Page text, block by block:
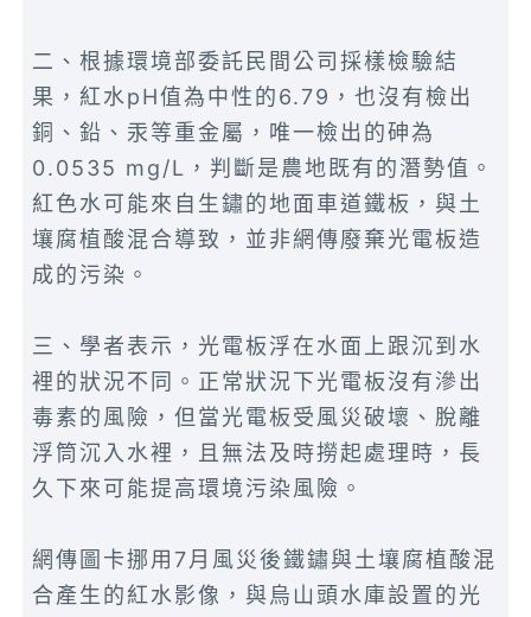
二、根據環境部委託民間公司採樣檢驗結
果，紅水pH值為中性的6.79，也沒有檢出
銅、鉛、汞等重金屬，唯一檢出的砷為
0.0535 mg/L，判斷是農地既有的潛勢值。
紅色水可能來自生鏽的地面車道鐵板，與土
壤腐植酸混合導致，並非網傳廢棄光電板造
成的污染。
三、學者表示，光電板浮在水面上跟沉到水
裡的狀況不同。正常狀況下光電板沒有滲出
毒素的風險，但當光電板受風災破壞、脫離
浮筒沉入水裡，且無法及時撈起處理時，長
久下來可能提高環境污染風險。
網傳圖卡挪用7月風災後鐵鏽與土壤腐植酸混
合產生的紅水影像，與烏山頭水庫設置的光